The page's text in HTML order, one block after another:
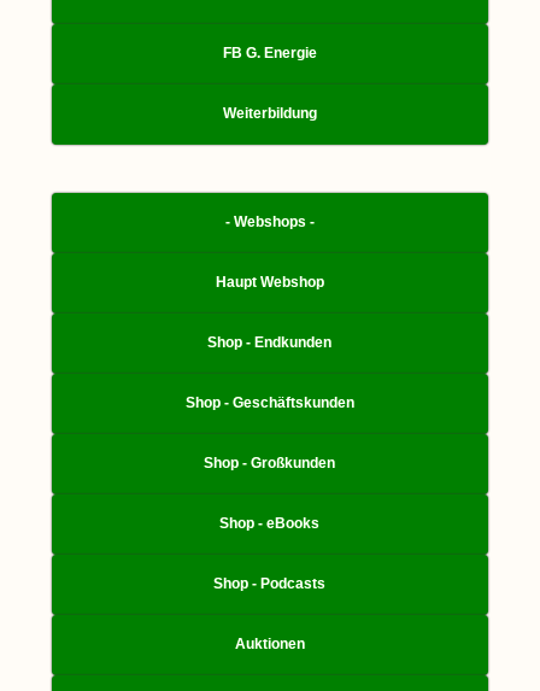
FB G. Energie
Weiterbildung
- Webshops -
Haupt Webshop
Shop - Endkunden
Shop - Geschäftskunden
Shop - Großkunden
Shop - eBooks
Shop - Podcasts
Auktionen